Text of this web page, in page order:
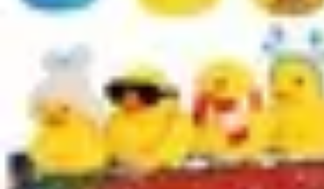
Magie de Noël
Idées et InspirationsDécorations de Noël Décorations et AmbianceTraditions de NoëlTraditions